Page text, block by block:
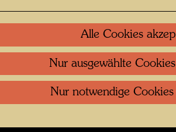
Wien
Alle Cookies
Nur ausgewählte
Nur notwendige